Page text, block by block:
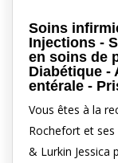
Soins
Injections -
en soins de
Diabétique -
entérale -
Vous êtes à la
Rochefort et ses
& Lurkin Jessica